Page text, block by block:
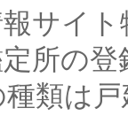
サイト
所の
類は